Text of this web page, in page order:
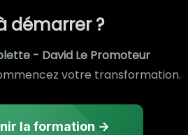
démarrer ?
- David Le Promoteur
votre transformation.
la formation →